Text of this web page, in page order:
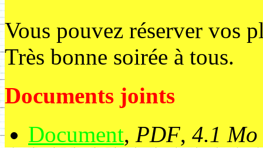
Vous pouvez réserver vos
Très bonne soirée à tous.
Documents joints
Document, PDF, 4.1 Mo